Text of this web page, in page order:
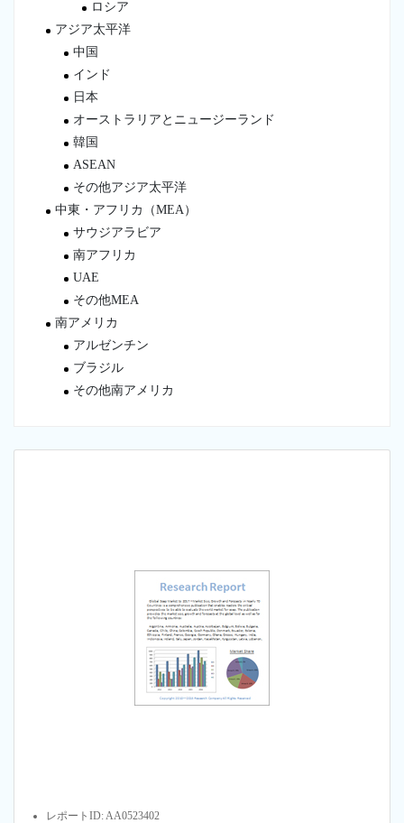
ロシア
アジア太平洋
中国
インド
日本
オーストラリアとニュージーランド
韓国
ASEAN
その他アジア太平洋
中東・アフリカ（MEA）
サウジアラビア
南アフリカ
UAE
その他MEA
南アメリカ
アルゼンチン
ブラジル
その他南アメリカ
レポートID: AA0523402